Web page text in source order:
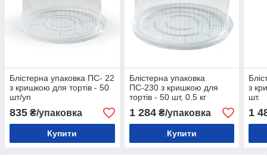
Блістерна упаковка ПС- 22
з кришкою для тортів - 50
шт/уп
835 ₴/упаковка
Купити
Блістерна упаковка
ПС-230 з кришкою для
тортів - 50 шт, 0.5 кг
1 284₴/упаковка
Купити
з
шт.
1